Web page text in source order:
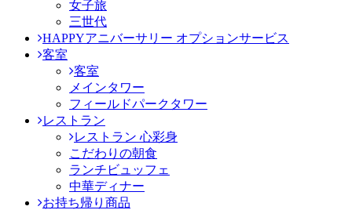
女子旅
三世代
HAPPYアニバーサリー オプションサービス
客室
客室
メインタワー
フィールドパークタワー
レストラン
レストラン 心彩身
こだわりの朝食
ランチビュッフェ
中華ディナー
お持ち帰り商品